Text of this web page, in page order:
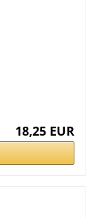
18,25 EUR